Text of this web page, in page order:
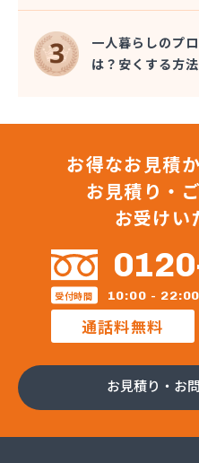
(株)植木商店
(株)新利根ガス
(株)水飼商店
(株)青木住設
(株)総プロ
(株)中山石油
(株)中島商事
(株)長峰商店
(株)塚本商事
(株)田崎工業
(株)田中燃料店
(株)渡辺石油
(株)東和
(株)堀井商店
一人暮らしのプ
は？安くする方
お得なお見積
お見積り・
お受けい
受付時間 10:00 - 22:00
通話料無料
お見積り・お